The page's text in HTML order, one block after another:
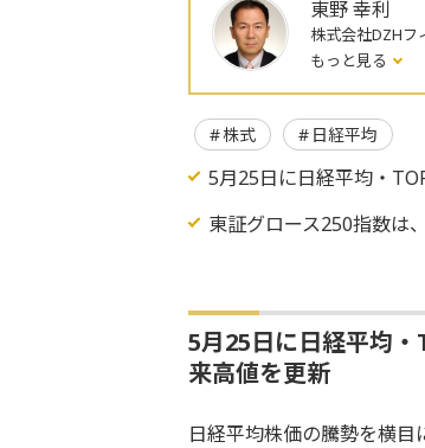
東野 幸利
株式会社DZHフ
もっと見る
株式 日経平均
5月25日に日経平均・
東証グロース250指数は
5月25日に日経平均
来高値を更新
日経平均株価の騰勢を横